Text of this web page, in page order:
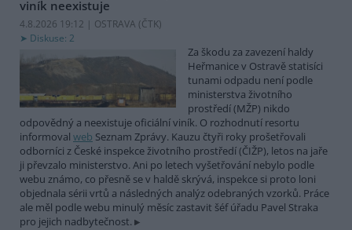
viník neexistuje
4.8.2026 19:12 | OSTRAVA (ČTK)
Diskuse: 2
Za škodu za zavezení haldy
Heřmanice v Ostravě statisíci
tunami odpadu není podle
ministerstva životního
prostředí (MŽP) nikdo
odpovědný a neexistuje oficiální viník. O rozhodnutí resortu
informoval web Seznam Zprávy. Kauzu čtyři roky prošetřovali
odborníci z České inspekce životního prostředí (ČIŽP), letos na jaře
ji převzalo ministerstvo. Ani po letech vyšetřování nebylo podle
webu známo, co přesně se v haldě skrývá, inspekce si proto loni
objednala sérii vrtů a následných analýz odebraných vzorků. Práce
ale měl podle webu minulý měsíc zastavit šéf úřadu Pavel Straka
pro jejich nadbytečnost.